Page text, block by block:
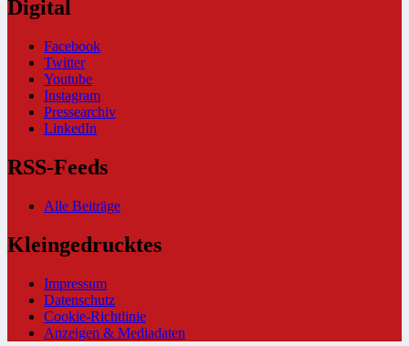
Digital
Facebook
Twitter
Youtube
Instagram
Pressearchiv
LinkedIn
RSS-Feeds
Alle Beiträge
Kleingedrucktes
Impressum
Datenschutz
Cookie-Richtlinie
Anzeigen & Mediadaten